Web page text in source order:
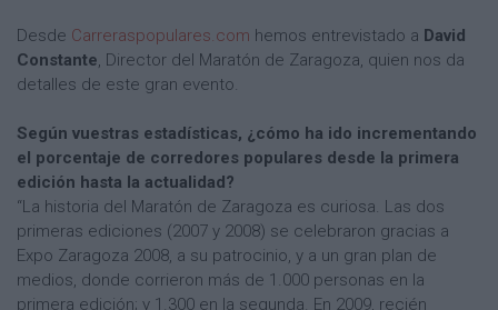
Desde Carreraspopulares.com hemos entrevistado a David
Constante, Director del Maratón de Zaragoza, quien nos da
detalles de este gran evento.
Según vuestras estadísticas, ¿cómo ha ido incrementando
el porcentaje de corredores populares desde la primera
edición hasta la actualidad?
“La historia del Maratón de Zaragoza es curiosa. Las dos
primeras ediciones (2007 y 2008) se celebraron gracias a
Expo Zaragoza 2008, a su patrocinio, y a un gran plan de
medios, donde corrieron más de 1.000 personas en la
primera edición; y 1.300 en la segunda. En 2009, recién